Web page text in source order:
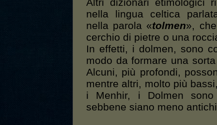
Altri dizionari etimologici
nella lingua celtica
nella parola «tolmen»,
cerchio di pietre o una
In effetti, i dolmen, sono
modo da formare una
Alcuni, più profondi,
mentre altri, molto più
i Menhir, i Dolmen
sebbene siano meno